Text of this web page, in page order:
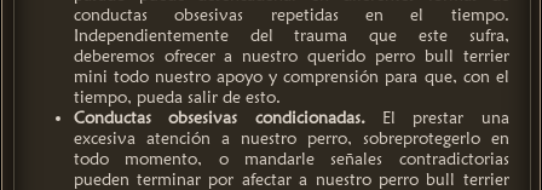
conductas obsesivas repetidas en el tiempo.
Independientemente del trauma que este sufra,
deberemos ofrecer a nuestro querido perro bull terrier
mini todo nuestro apoyo y comprensión para que, con el
tiempo, pueda salir de esto.
Conductas obsesivas condicionadas.El prestar una
excesiva atención a nuestro perro, sobreprotegerlo en
todo momento, o mandarle señales contradictorias
pueden terminar por afectar a nuestro perro bull terrier